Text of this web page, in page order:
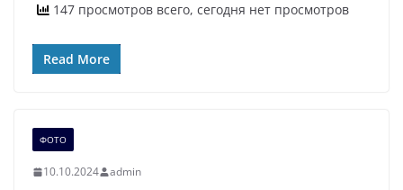
147 просмотров всего, сегодня нет просмотров
Read More
ФОТО
10.10.2024 admin